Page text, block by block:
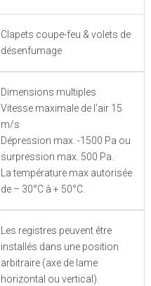
Clapets coupe-feu & volets de
désenfumage
Dimensions multiples
Vitesse maximale de l’air 15
m/s
Dépression max. -1500 Pa ou
surpression max. 500 Pa.
La température max autorisée
de – 30°C à + 50°C.
Les registres peuvent être
installés dans une position
arbitraire (axe de lame
horizontal ou vertical).